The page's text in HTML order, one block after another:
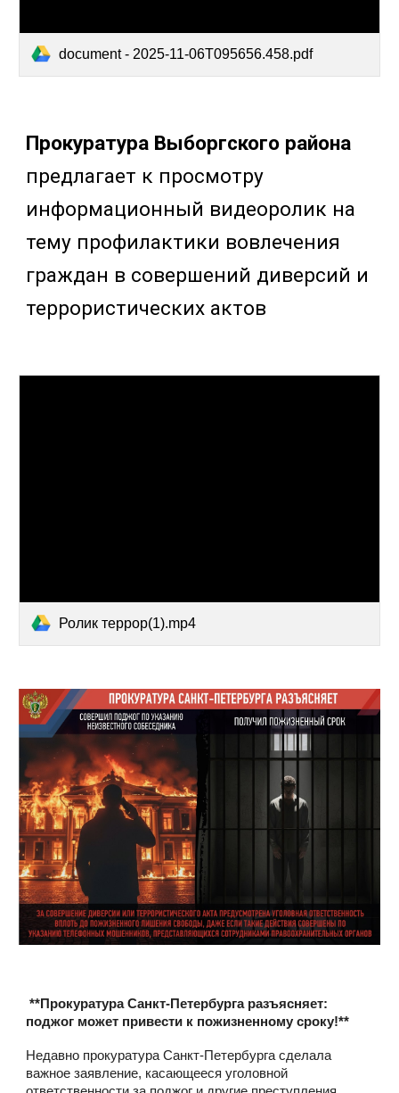
document - 2025-11-06T095656.458.pdf
Прокуратура Выборгского района
предлагает к просмотру
информационный видеоролик на
тему профилактики вовлечения
граждан в совершений диверсий и
террористических актов
Ролик террор(1).mp4
**Прокуратура Санкт-Петербурга разъясняет:
поджог может привести к пожизненному сроку!**
Недавно прокуратура Санкт-Петербурга сделала
важное заявление, касающееся уголовной